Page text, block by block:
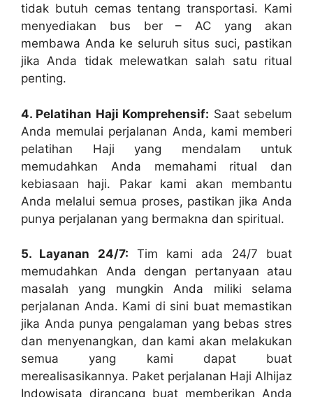
tidak butuh cemas tentang transportasi. Kami
menyediakan bus ber – AC yang akan
membawa Anda ke seluruh situs suci, pastikan
jika Anda tidak melewatkan salah satu ritual
penting.
4. Pelatihan Haji Komprehensif: Saat sebelum
Anda memulai perjalanan Anda, kami memberi
pelatihan Haji yang mendalam untuk
memudahkan Anda memahami ritual dan
kebiasaan haji. Pakar kami akan membantu
Anda melalui semua proses, pastikan jika Anda
punya perjalanan yang bermakna dan spiritual.
5. Layanan 24/7: Tim kami ada 24/7 buat
memudahkan Anda dengan pertanyaan atau
masalah yang mungkin Anda miliki selama
perjalanan Anda. Kami di sini buat memastikan
jika Anda punya pengalaman yang bebas stres
dan menyenangkan, dan kami akan melakukan
semua yang kami dapat buat
merealisasikannya. Paket perjalanan Haji Alhijaz
Indowisata dirancang buat memberikan Anda